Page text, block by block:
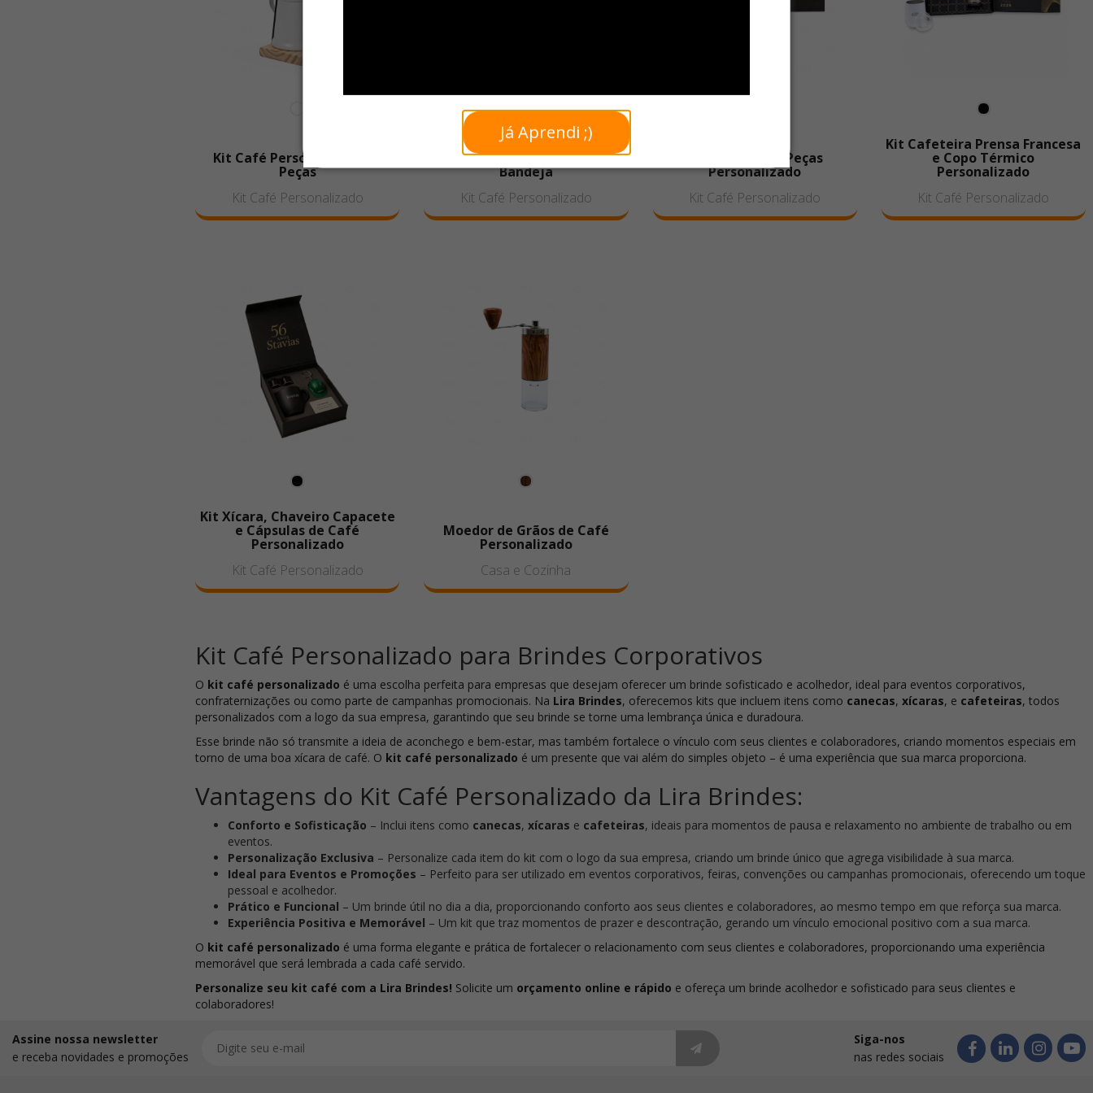
Já Aprendi ;)
Kit Café Personalizado - 4
Peças
Kit Café Personalizado
Kit Café Personalizado com
Prensa Francesa, Caneca e
Bandeja
Kit Café Personalizado
Kit Café/Chá 5 Peças
Personalizado
Kit Café Personalizado
Kit Cafeteira Prensa Francesa
e Copo Térmico
Personalizado
Kit Café Personalizado
Kit Xícara, Chaveiro Capacete
e Cápsulas de Café
Personalizado
Kit Café Personalizado
Moedor de Grãos de Café
Personalizado
Casa e Cozinha
Kit Café Personalizado para Brindes Corporativos
O kit café personalizado é uma escolha perfeita para empresas que desejam oferecer um brinde sofisticado e acolhedor, ideal para eventos corporativos,
confraternizações ou como parte de campanhas promocionais. Na Lira Brindes, oferecemos kits que incluem itens como canecas, xícaras, e cafeteiras, todos
personalizados com a logo da sua empresa, garantindo que seu brinde se torne uma lembrança única e duradoura.
Esse brinde não só transmite a ideia de aconchego e bem-estar, mas também fortalece o vínculo com seus clientes e colaboradores, criando momentos especiais em
torno de uma boa xícara de café. O kit café personalizado é um presente que vai além do simples objeto – é uma experiência que sua marca proporciona.
Vantagens do Kit Café Personalizado da Lira Brindes:
Conforto e Sofisticação – Inclui itens como canecas, xícaras e cafeteiras, ideais para momentos de pausa e relaxamento no ambiente de trabalho ou em
eventos.
Personalização Exclusiva – Personalize cada item do kit com o logo da sua empresa, criando um brinde único que agrega visibilidade à sua marca.
Ideal para Eventos e Promoções – Perfeito para ser utilizado em eventos corporativos, feiras, convenções ou campanhas promocionais, oferecendo um toque
pessoal e acolhedor.
Prático e Funcional – Um brinde útil no dia a dia, proporcionando conforto aos seus clientes e colaboradores, ao mesmo tempo em que reforça sua marca.
Experiência Positiva e Memorável – Um kit que traz momentos de prazer e descontração, gerando um vínculo emocional positivo com a sua marca.
O kit café personalizado é uma forma elegante e prática de fortalecer o relacionamento com seus clientes e colaboradores, proporcionando uma experiência
memorável que será lembrada a cada café servido.
Personalize seu kit café com a Lira Brindes! Solicite um orçamento online e rápido e ofereça um brinde acolhedor e sofisticado para seus clientes e
colaboradores!
Assine nossa newsletter
e receba novidades e promoções
Siga-nos
nas redes sociais